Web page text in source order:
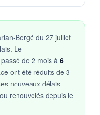
Bergé du 27 juillet
Le
de 2 mois à6
ont été réduits de 3
nouveaux délais
renouvelés depuis le